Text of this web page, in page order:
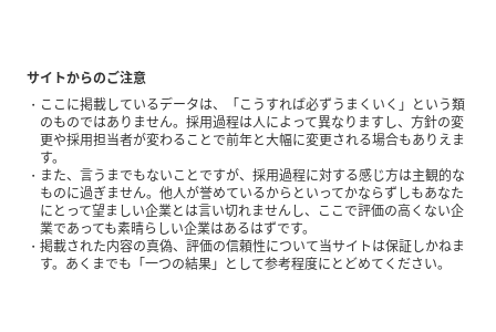
サイトからのご注意
ここに掲載しているデータは、「こうすれば必ずうまくいく」という類
のものではありません。採用過程は人によって異なりますし、方針の変
更や採用担当者が変わることで前年と大幅に変更される場合もありえま
す。
また、言うまでもないことですが、採用過程に対する感じ方は主観的な
ものに過ぎません。他人が誉めているからといってかならずしもあなた
にとって望ましい企業とは言い切れませんし、ここで評価の高くない企
業であっても素晴らしい企業はあるはずです。
掲載された内容の真偽、評価の信頼性について当サイトは保証しかねま
す。あくまでも「一つの結果」として参考程度にとどめてください。